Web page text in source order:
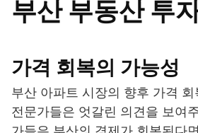
부산 부동산 투
가격 회복의 가능성
부산 아파트 시장의 향후 가격
전문가들은 엇갈린 의견을 보여